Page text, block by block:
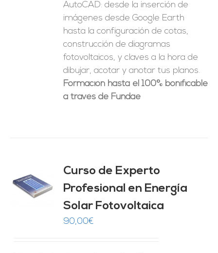
AutoCAD: desde la inserción de
imágenes desde Google Earth
hasta la configuración de cotas,
construcción de diagramas
fotovoltaicos, y claves a la hora de
dibujar, acotar y anotar tus planos.
Formación hasta el 100% bonificable
a través de Fundae
Curso de Experto
Profesional en Energía
Solar Fotovoltaica
90,00€